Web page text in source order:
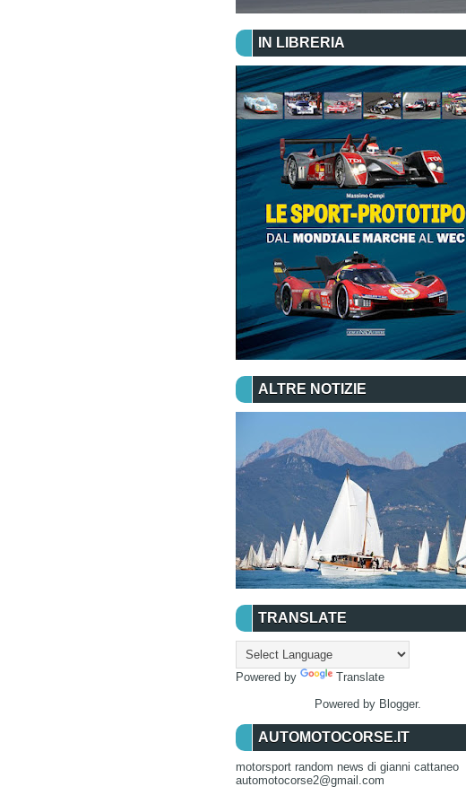
IN LIBRERIA
ALTRE NOTIZIE
TRANSLATE
Powered by
Translate
Powered by Blogger.
AUTOMOTOCORSE.IT
motorsport random news di gianni cattaneo
automotocorse2@gmail.com